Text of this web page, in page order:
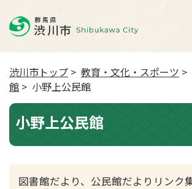
渋川市トップ > 教育・文化・スポーツ >
館 > 小野上公民館
小野上公民館
図書館だより、公民館だよりリンク